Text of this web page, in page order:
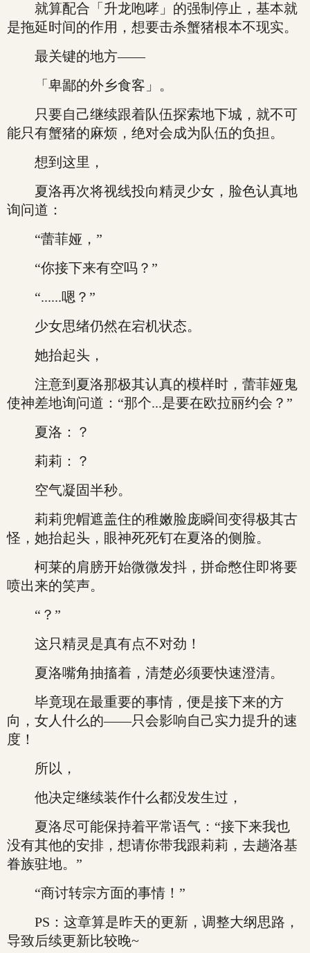
就算配合「升龙咆哮」的强制停止，基本就
是拖延时间的作用，想要击杀蟹猪根本不现实。
最关键的地方——
「卑鄙的外乡食客」。
只要自己继续跟着队伍探索地下城，就不可
能只有蟹猪的麻烦，绝对会成为队伍的负担。
想到这里，
夏洛再次将视线投向精灵少女，脸色认真地
询问道：
“蕾菲娅，”
“你接下来有空吗？”
“......嗯？”
少女思绪仍然在宕机状态。
她抬起头，
注意到夏洛那极其认真的模样时，蕾菲娅鬼
使神差地询问道：“那个...是要在欧拉丽约会？”
夏洛：？
莉莉：？
空气凝固半秒。
莉莉兜帽遮盖住的稚嫩脸庞瞬间变得极其古
怪，她抬起头，眼神死死钉在夏洛的侧脸。
柯莱的肩膀开始微微发抖，拼命憋住即将要
喷出来的笑声。
“？”
这只精灵是真有点不对劲！
夏洛嘴角抽搐着，清楚必须要快速澄清。
毕竟现在最重要的事情，便是接下来的方
向，女人什么的——只会影响自己实力提升的速
度！
所以，
他决定继续装作什么都没发生过，
夏洛尽可能保持着平常语气：“接下来我也
没有其他的安排，想请你带我跟莉莉，去趟洛基
眷族驻地。”
“商讨转宗方面的事情！”
PS：这章算是昨天的更新，调整大纲思路，
导致后续更新比较晚~